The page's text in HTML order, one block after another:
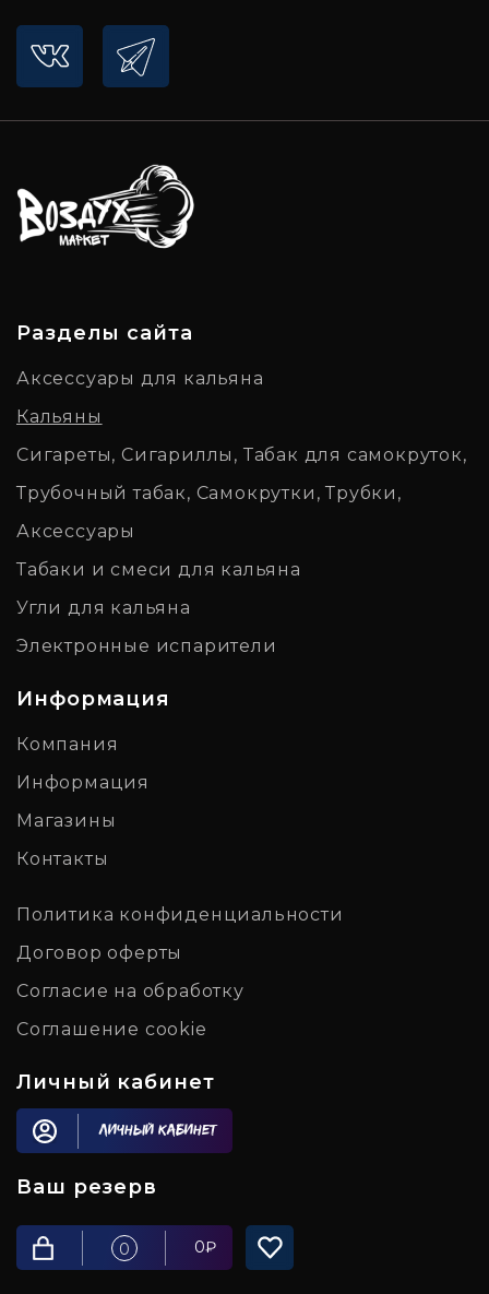
Разделы сайта
Аксессуары для кальяна
Кальяны
Сигареты, Сигариллы, Табак для самокруток,
Трубочный табак, Самокрутки, Трубки,
Аксессуары
Табаки и смеси для кальяна
Угли для кальяна
Электронные испарители
Информация
Компания
Информация
Магазины
Контакты
Политика конфиденциальности
Договор оферты
Согласие на обработку
Соглашение cookie
Личный кабинет
Личный кабинет
Ваш резерв
0 0₽